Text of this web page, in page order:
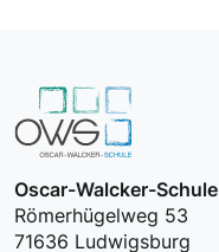
Oscar-Walcker-Schule
Römerhügelweg 53
71636 Ludwigsburg